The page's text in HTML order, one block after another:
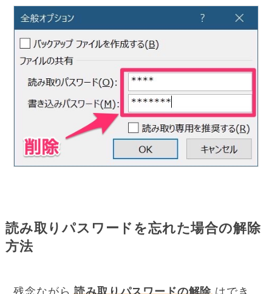
読み取りパスワードを忘れた場合の解除
方法
残念ながら 読み取りパスワードの解除 はでき